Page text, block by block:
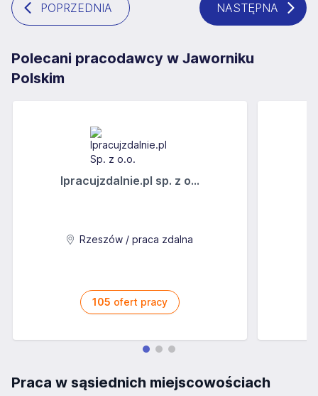
POPRZEDNIA NASTĘPNA
Polecani pracodawcy w Jaworniku
Polskim
Ipracujzdalnie.pl sp. z o...
Rzeszów / praca zdalna
105 ofert pracy
Praca w sąsiednich miejscowościach